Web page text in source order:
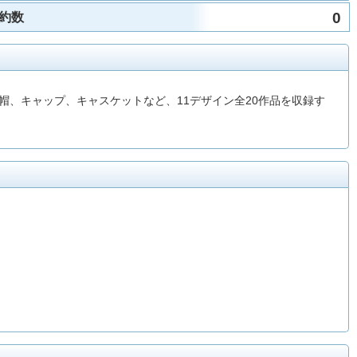
数 0
キャップ、キャスケットなど、11デザイン全20作品を収録す